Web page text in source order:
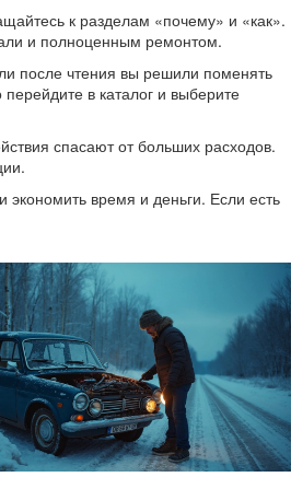
к разделам «почему» и «как».
и полноценным ремонтом.
после чтения вы решили поменять
в каталог и выберите
спасают от больших расходов.
время и деньги. Если есть